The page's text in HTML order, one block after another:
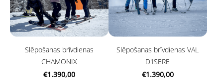
Slēpošanas brīvdienas
CHAMONIX
€1.390,00
Slēpošanas brīvdienas VAL
D'ISERE
€1.390,00